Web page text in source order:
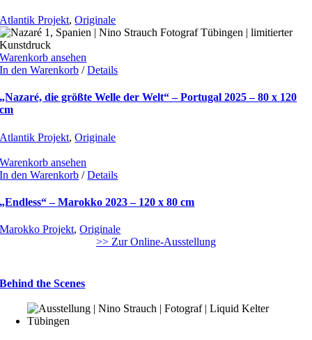
Atlantik Projekt,Originale
Warenkorb ansehen
In den Warenkorb / Details
„Nazaré, die größte Welle der Welt“ – Portugal 2025 – 80 x 120
cm
Atlantik Projekt,Originale
Warenkorb ansehen
In den Warenkorb / Details
„Endless“ – Marokko 2023 – 120 x 80 cm
Marokko Projekt,Originale
>> Zur Online-Ausstellung
Behind the Scenes